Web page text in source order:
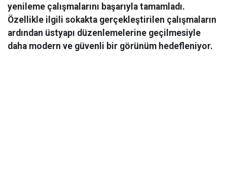
yenileme çalışmalarını başarıyla tamamladı.
Özellikle ilgili sokakta gerçekleştirilen çalışmaların
ardından üstyapı düzenlemelerine geçilmesiyle
daha modern ve güvenli bir görünüm hedefleniyor.